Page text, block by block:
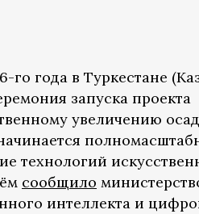
го года в Туркестане
запуска проекта
увеличению
технологий
сообщило
интеллекта и